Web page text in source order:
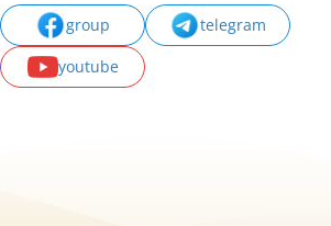
group
telegram
youtube